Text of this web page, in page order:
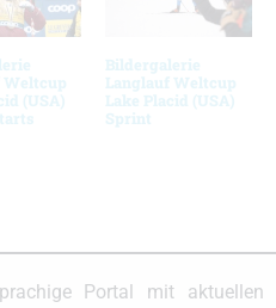
Weltcup
(USA)
Bildergalerie
Langlauf Weltcup
Lake Placid (USA)
Sprint
Portal mit aktuellen